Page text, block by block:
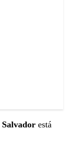
Salvador está